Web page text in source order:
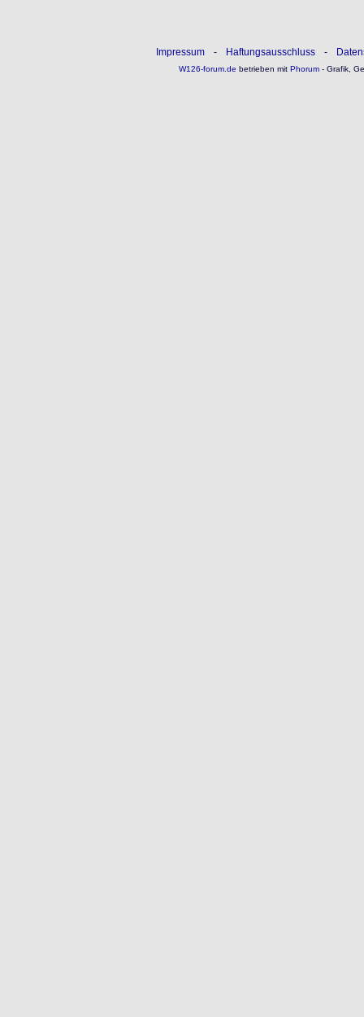
Impressum - Haftungsausschluss -
W126-forum.de betrieben mitPhorum- Grafik,